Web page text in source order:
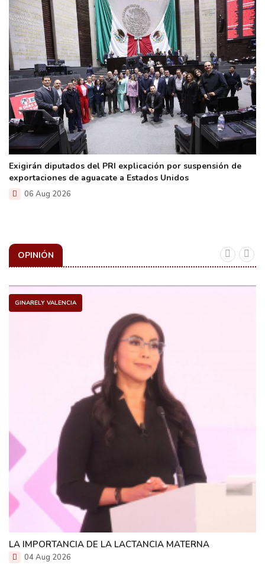
Exigirán diputados del PRI explicación por suspensión de
exportaciones de aguacate a Estados Unidos
06 Aug 2026
OPINIÓN
GINARELY VALENCIA
LA IMPORTANCIA DE LA LACTANCIA MATERNA
04 Aug 2026